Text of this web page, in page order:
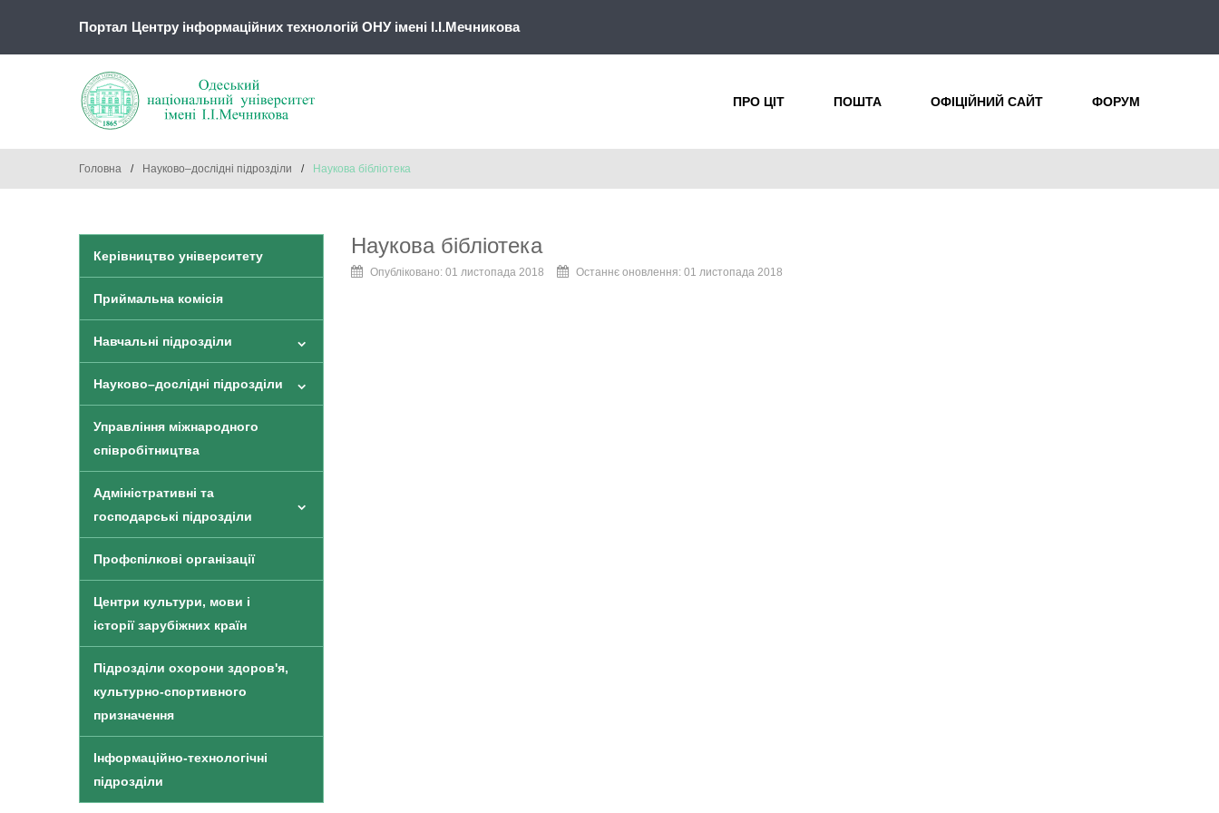
Портал Центру інформаційних технологій ОНУ імені І.І.Мечникова
ПРО ЦІТ ПОШТА ОФІЦІЙНИЙ САЙТ ФОРУМ
Головна / Науково–дослідні підрозділи / Наукова бібліотека
Керівництво університету
Приймальна комісія
Навчальні підрозділи
Науково–дослідні підрозділи
Управління міжнародного
співробітництва
Адміністративні та
господарські підрозділи
Профспілкові організації
Центри культури, мови і
історії зарубіжних країн
Підрозділи охорони здоров'я,
культурно-спортивного
призначення
Інформаційно-технологічні
підрозділи
Наукова бібліотека
Опубліковано: 01 листопада 2018 Останнє оновлення: 01 листопада 2018